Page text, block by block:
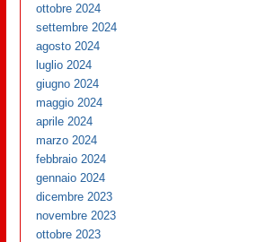
ottobre 2024
settembre 2024
agosto 2024
luglio 2024
giugno 2024
maggio 2024
aprile 2024
marzo 2024
febbraio 2024
gennaio 2024
dicembre 2023
novembre 2023
ottobre 2023